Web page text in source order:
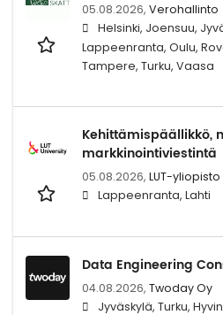
05.08.2026, Verohallinto
Helsinki, Joensuu,
Lappeenranta, Oulu,
Tampere, Turku, Vaasa
Kehittämispäällikkö,
markkinointiviestintä
05.08.2026, LUT-yliopisto
Lappeenranta, Lahti
Data Engineering
04.08.2026, Twoday Oy
Jyväskylä, Turku,